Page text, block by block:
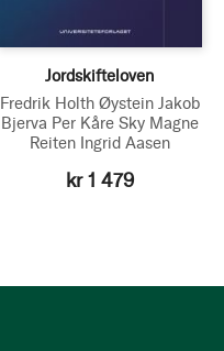
Jordskifteloven
Fredrik Holth Øystein Jakob
Bjerva Per Kåre Sky Magne
Reiten Ingrid Aasen
kr 1 479